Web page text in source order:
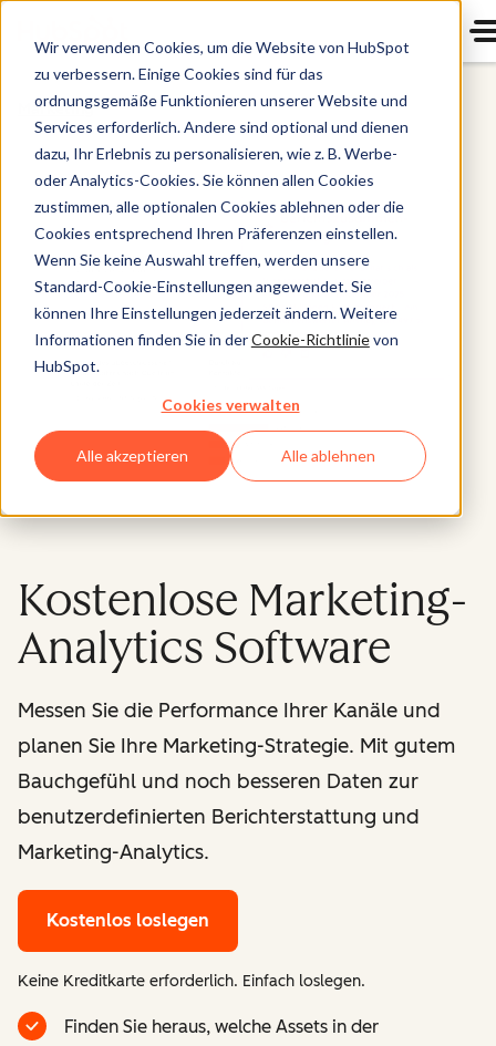
Wir verwenden Cookies, um die Website von HubSpot
zu verbessern. Einige Cookies sind für das
ordnungsgemäße Funktionieren unserer Website und
Services erforderlich. Andere sind optional und dienen
dazu, Ihr Erlebnis zu personalisieren, wie z. B. Werbe-
oder Analytics-Cookies. Sie können allen Cookies
zustimmen, alle optionalen Cookies ablehnen oder die
Cookies entsprechend Ihren Präferenzen einstellen.
Wenn Sie keine Auswahl treffen, werden unsere
Standard-Cookie-Einstellungen angewendet. Sie
können Ihre Einstellungen jederzeit ändern. Weitere
Informationen finden Sie in derCookie-Richtlinievon
HubSpot.
Cookies verwalten
Alle akzeptieren Alle ablehnen
Marketing
Kostenlose Marketing-
Analytics Software
Messen Sie die Performance Ihrer Kanäle und
planen Sie Ihre Marketing-Strategie. Mit gutem
Bauchgefühl und noch besseren Daten zur
benutzerdefinierten Berichterstattung und
Marketing-Analytics.
Kostenlos loslegen
Keine Kreditkarte erforderlich. Einfach loslegen.
Finden Sie heraus, welche Assets in der